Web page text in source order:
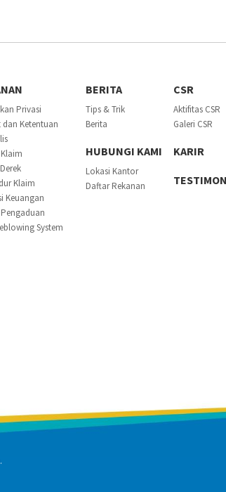
Privasi
dan Ketentuan
Klaim
Keuangan
System
BERITA
Tips & Trik
Berita
HUBUNGI KAMI
Lokasi Kantor
Daftar Rekanan
CSR
Aktifitas CSR
Galeri CSR
KARIR